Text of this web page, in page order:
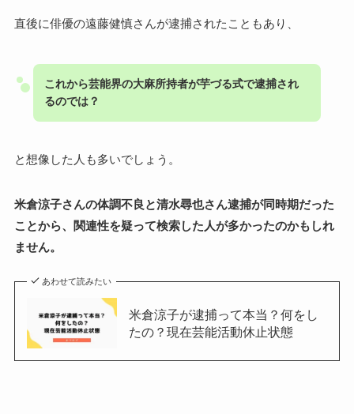
直後に俳優の遠藤健慎さんが逮捕されたこともあり、
これから芸能界の大麻所持者が芋づる式で逮捕され
るのでは？
と想像した人も多いでしょう。
米倉涼子さんの体調不良と清水尋也さん逮捕が同時期だった
ことから、関連性を疑って検索した人が多かったのかもしれ
ません。
あわせて読みたい
米倉涼子が逮捕って本当？何をし
たの？現在芸能活動休止状態